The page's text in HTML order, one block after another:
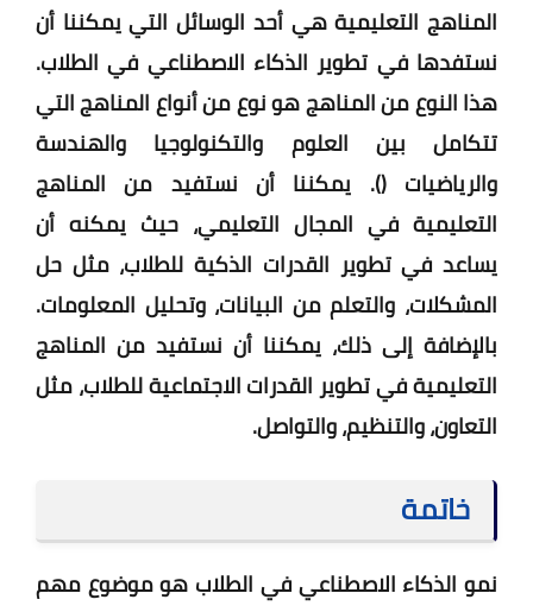
المناهج التعليمية هي أحد الوسائل التي يمكننا أن
نستفدها في تطوير الذكاء الاصطناعي في الطلاب.
هذا النوع من المناهج هو نوع من أنواع المناهج التي
تتكامل بين العلوم والتكنولوجيا والهندسة
والرياضيات (). يمكننا أن نستفيد من المناهج
التعليمية في المجال التعليمي، حيث يمكنه أن
يساعد في تطوير القدرات الذكية للطلاب، مثل حل
المشكلات، والتعلم من البيانات، وتحليل المعلومات.
بالإضافة إلى ذلك، يمكننا أن نستفيد من المناهج
التعليمية في تطوير القدرات الاجتماعية للطلاب، مثل
التعاون، والتنظيم، والتواصل.
خاتمة
نمو الذكاء الاصطناعي في الطلاب هو موضوع مهم